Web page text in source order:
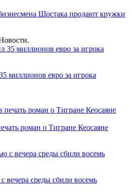
Шостака продают кружки
миллионов евро за игрока
роман о Тигране Кеосаяне
вечера среды сбили восемь